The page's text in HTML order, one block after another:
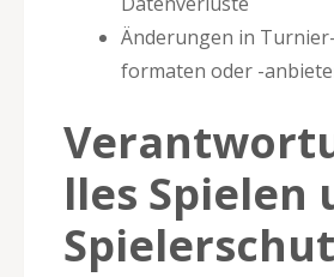
Änderungen in
formaten oder -
lles Spielen